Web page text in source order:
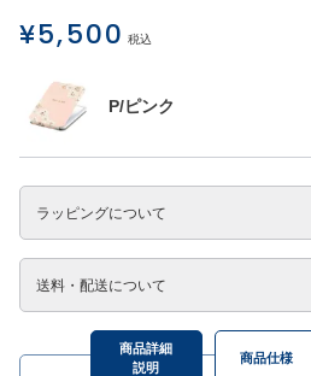
¥5,500 税込
P/ピンク
ラッピングについて
送料・配送について
商品詳細
説明
商品仕様